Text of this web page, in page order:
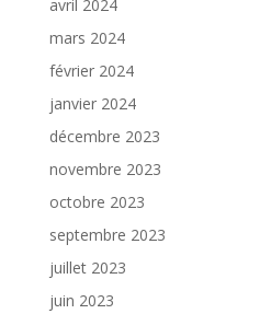
avril 2024
mars 2024
février 2024
janvier 2024
décembre 2023
novembre 2023
octobre 2023
septembre 2023
juillet 2023
juin 2023